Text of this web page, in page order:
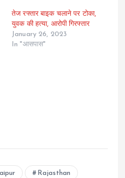
तेज रफ्तार बाइक चलाने पर टोका,
युवक की हत्या, आरोपी गिरफ्तार
January 26, 2023
In "आसपास"
Rajasthan